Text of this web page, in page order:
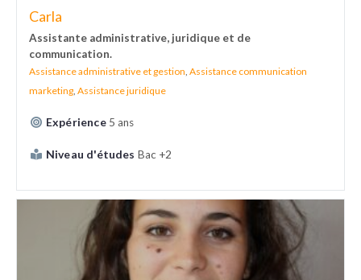
Carla
Assistante administrative, juridique et de
communication.
Assistance administrative et gestion, Assistance communication
marketing, Assistance juridique
Expérience 5 ans
Niveau d'études Bac +2